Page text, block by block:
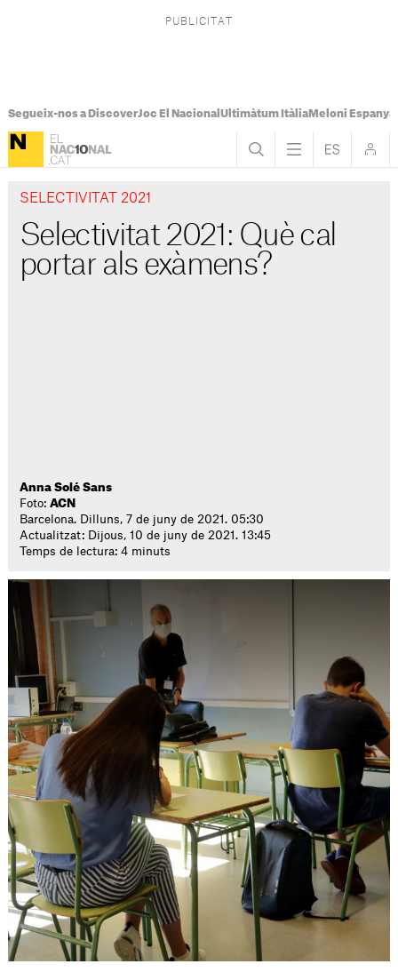
Segueix-nos a DiscoverJoc El Nacional Ultimàtum ItàliaMeloni Espanya
SELECTIVITAT 2021
Selectivitat 2021: Què cal
portar als exàmens?
Anna Solé Sans
Foto:ACN
Barcelona. Dilluns, 7 de juny de 2021. 05:30
Actualitzat: Dijous, 10 de juny de 2021. 13:45
Temps de lectura: 4 minuts